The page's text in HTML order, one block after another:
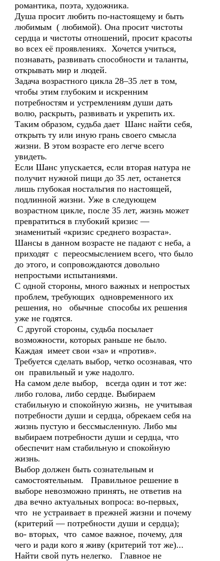
романтика, поэта, художника.
Душа просит любить по-настоящему и быть
любимым ( любимой). Она просит чистоты
сердца и чистоты отношений, просит красоты
во всех её проявлениях. Хочется учиться,
познавать, развивать способности и таланты,
открывать мир и людей.
Задача возрастного цикла 28–35 лет в том,
чтобы этим глубоким и искренним
потребностям и устремлениям души дать
волю, раскрыть, развивать и укрепить их.
Таким образом, судьба дает Шанс найти себя,
открыть ту или иную грань своего смысла
жизни. В этом возрасте его легче всего
увидеть.
Если Шанс упускается, если вторая натура не
получит нужной пищи до 35 лет, останется
лишь глубокая ностальгия по настоящей,
подлинной жизни. Уже в следующем
возрастном цикле, после 35 лет, жизнь может
превратиться в глубокий кризис —
знаменитый «кризис среднего возраста».
Шансы в данном возрасте не падают с неба, а
приходят с переосмыслением всего, что было
до этого, и сопровождаются довольно
непростыми испытаниями.
С одной стороны, много важных и непростых
проблем, требующих одновременного их
решения, но обычные способы их решения
уже не годятся.
С другой стороны, судьба посылает
возможности, которых раньше не было.
Каждая имеет свои «за» и «против».
Требуется сделать выбор, четко осознавая, что
он правильный и уже надолго.
На самом деле выбор, всегда один и тот же:
либо голова, либо сердце. Выбираем
стабильную и спокойную жизнь, не учитывая
потребности души и сердца, обрекаем себя на
жизнь пустую и бессмысленную. Либо мы
выбираем потребности души и сердца, что
обеспечит нам стабильную и спокойную
жизнь.
Выбор должен быть сознательным и
самостоятельным. Правильное решение в
выборе невозможно принять, не ответив на
два вечно актуальных вопроса: во-первых,
что не устраивает в прежней жизни и почему
(критерий — потребности души и сердца);
во- вторых, что самое важное, почему, для
чего и ради кого я живу (критерий тот же)...
Найти свой путь нелегко. Главное не